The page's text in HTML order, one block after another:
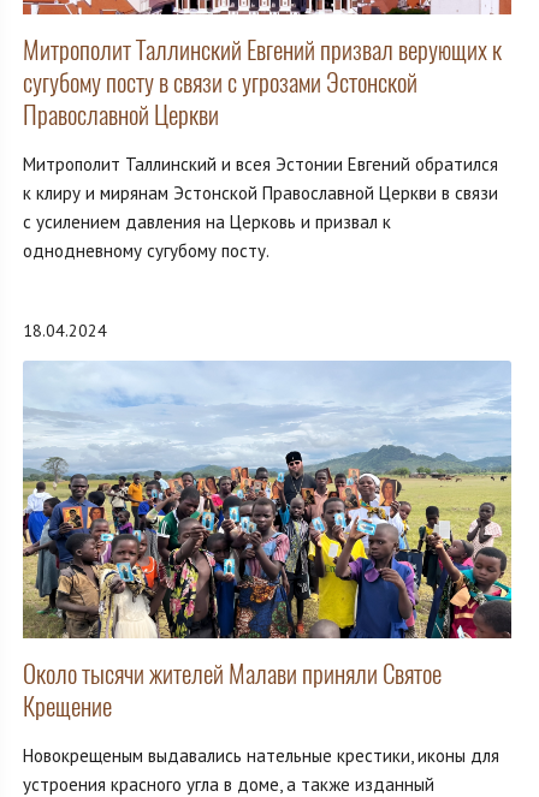
Митрополит Таллинский Евгений призвал верующих к
сугубому посту в связи с угрозами Эстонской
Православной Церкви
Митрополит Таллинский и всея Эстонии Евгений обратился
к клиру и мирянам Эстонской Православной Церкви в связи
с усилением давления на Церковь и призвал к
однодневному сугубому посту.
18.04.2024
Около тысячи жителей Малави приняли Святое
Крещение
Новокрещеным выдавались нательные крестики, иконы для
устроения красного угла в доме, а также изданный